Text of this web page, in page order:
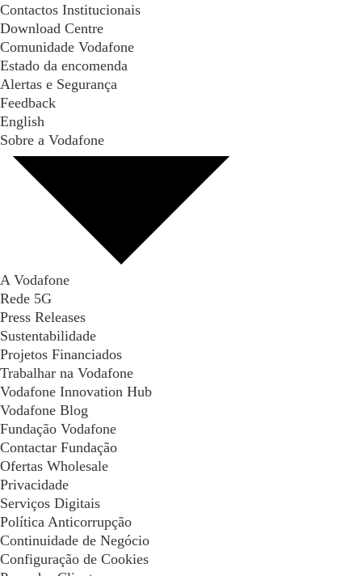
Contactos Institucionais
Download Centre
Comunidade Vodafone
Estado da encomenda
Alertas e Segurança
Feedback
English
Sobre a Vodafone
A Vodafone
Rede 5G
Press Releases
Sustentabilidade
Projetos Financiados
Trabalhar na Vodafone
Vodafone Innovation Hub
Vodafone Blog
Fundação Vodafone
Contactar Fundação
Ofertas Wholesale
Privacidade
Serviços Digitais
Política Anticorrupção
Continuidade de Negócio
Configuração de Cookies